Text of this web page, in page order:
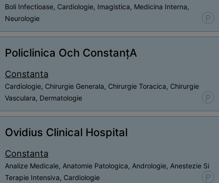
Boli Infectioase, Cardiologie, Imagistica, Medicina Interna,
Neurologie
P
Policlinica Och ConstanțA
Constanta
Cardiologie, Chirurgie Generala, Chirurgie Toracica, Chirurgie
Vasculara, Dermatologie
P
Ovidius Clinical Hospital
Constanta
Analize Medicale, Anatomie Patologica, Andrologie, Anestezie Si
Terapie Intensiva, Cardiologie
P